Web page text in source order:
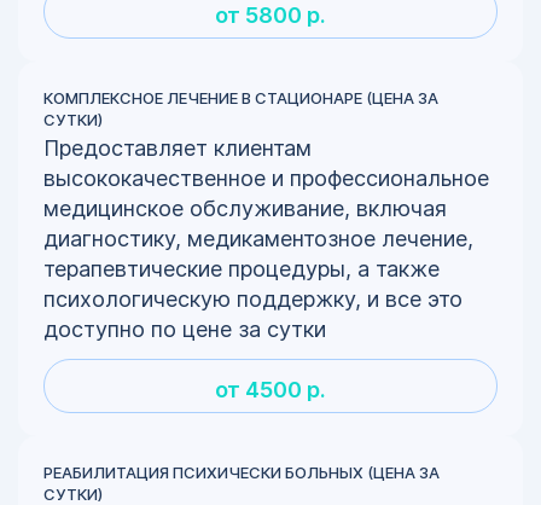
от 5800 р.
КОМПЛЕКСНОЕ ЛЕЧЕНИЕ В СТАЦИОНАРЕ (ЦЕНА ЗА
СУТКИ)
Предоставляет клиентам
высококачественное и профессиональное
медицинское обслуживание, включая
диагностику, медикаментозное лечение,
терапевтические процедуры, а также
психологическую поддержку, и все это
доступно по цене за сутки
от 4500 р.
РЕАБИЛИТАЦИЯ ПСИХИЧЕСКИ БОЛЬНЫХ (ЦЕНА ЗА
СУТКИ)